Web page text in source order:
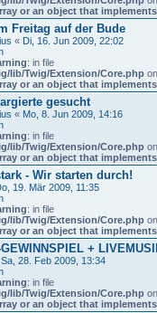
or an object that
Freitag auf der Bude
« Di, 16. Jun 2009, 22:02
: in file
lib/Twig/Extension/Core.php
or an object that
gesucht
« Mo, 8. Jun 2009, 14:16
: in file
lib/Twig/Extension/Core.php
or an object that
- Wir starten durch!
19. Mär 2009, 11:35
: in file
lib/Twig/Extension/Core.php
or an object that
+
Sa, 28. Feb 2009, 13:34
: in file
lib/Twig/Extension/Core.php
or an object that